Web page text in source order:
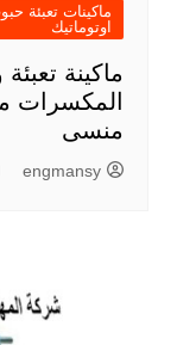
ماكينات تعبئة
اوتوماتيك
ماكينة
منسى
engmansy